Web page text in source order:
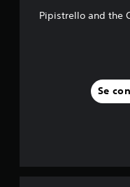
Pipistrello and the
Se